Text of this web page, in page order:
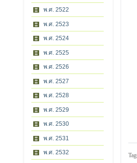
พ.ศ. 2522
พ.ศ. 2523
พ.ศ. 2524
พ.ศ. 2525
พ.ศ. 2526
พ.ศ. 2527
พ.ศ. 2528
พ.ศ. 2529
พ.ศ. 2530
พ.ศ. 2531
พ.ศ. 2532